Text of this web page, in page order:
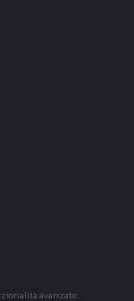
avanzate.